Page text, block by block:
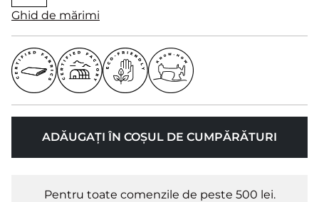
Ghid de mărimi
ADĂUGAȚI ÎN COȘUL DE CUMPĂRĂTURI
Pentru toate comenzile de peste 500 lei.